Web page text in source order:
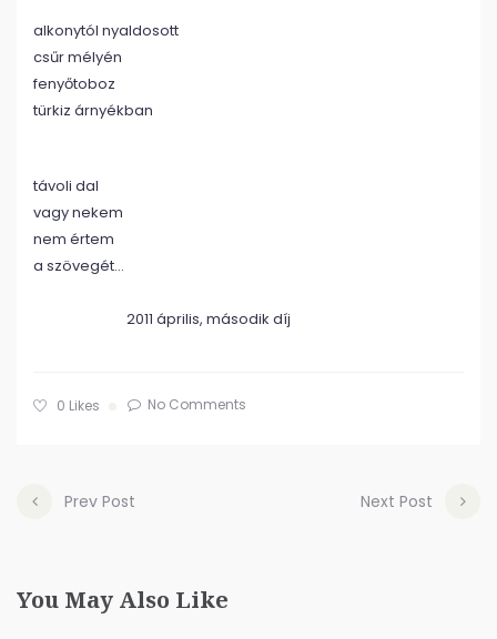
alkonytól nyaldosott
csűr mélyén
fenyőtoboz
türkiz árnyékban
távoli dal
vagy nekem
nem értem
a szövegét…
2011 április, második díj
0 Likes No Comments
Prev Post Next Post
You May Also Like